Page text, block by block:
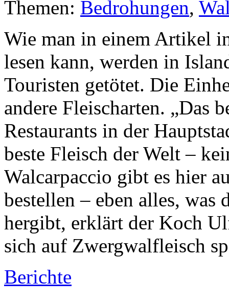
Themen: Bedrohungen,
Wie man in einem Artikel
lesen kann, werden in
Touristen getötet. Die
andere Fleischarten. „Das
Restaurants in der
beste Fleisch der Welt –
Walcarpaccio gibt es hier
bestellen – eben alles, was
hergibt, erklärt der Koch
sich auf Zwergwalfleisch
Berichte